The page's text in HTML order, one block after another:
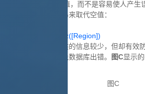
Nz返回一个实际的值，而不是容易使人产
返回零长度的字符串来取代空值：
WithoutOptional: Nz([Region])
虽然这样为用户提供的信息较少，但却有效
使用空值，从而避免数据库出错。
图C显示
图C